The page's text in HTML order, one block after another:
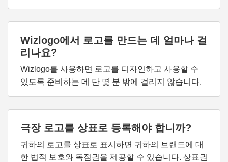
Wizlogo에서 로고를 만드는 데 얼마나 걸
리나요?
Wizlogo를 사용하면 로고를 디자인하고 사용할 수
있도록 준비하는 데 단 몇 분 밖에 걸리지 않습니다.
극장 로고를 상표로 등록해야 합니까?
귀하의 로고를 상표로 표시하면 귀하의 브랜드에 대
한 법적 보호와 독점권을 제공할 수 있습니다. 상표권